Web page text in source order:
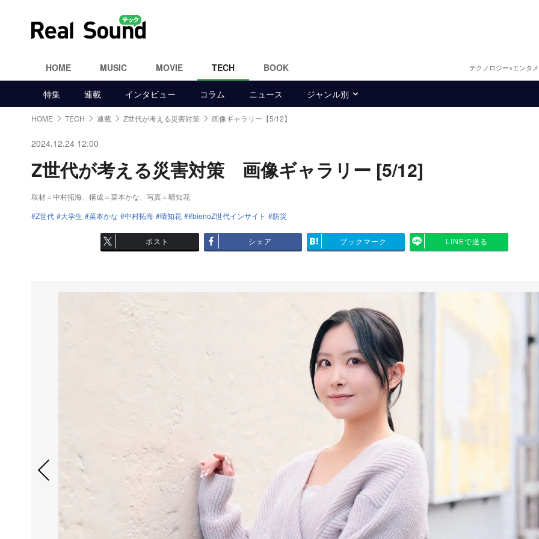
HOME MUSIC MOVIE TECH BOOK テクノロジー×エンタ
特集 連載 インタビュー コラム ニュース ジャンル別
HOME TECH 連載 Z世代が考える災害対策 画像ギャラリー【5/12】
2024.12.24 12:00
Z世代が考える災害対策 画像ギャラリー [5/12]
取材＝中村拓海、構成＝菜本かな、写真＝晴知花
Z世代
大学生 菜本かな 中村拓海 晴知花 #bienoZ世代インサイト 防災
ポスト シェア ブックマーク LINEで送る